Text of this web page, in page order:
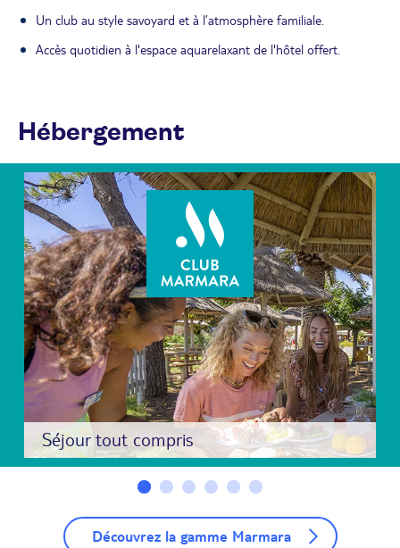
Un club au style savoyard et à l’atmosphère familiale.
Accès quotidien à l'espace aquarelaxant de l'hôtel offert.
Hébergement
Séjour tout compris
Découvrez la gamme Marmara